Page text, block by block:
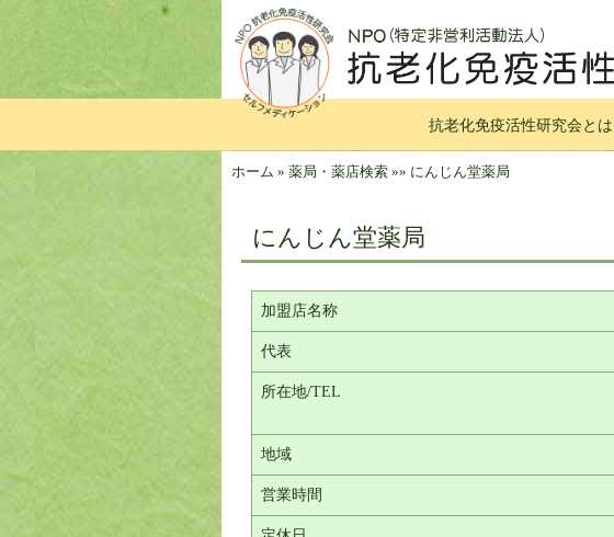
抗老化免疫活性研究会とは
ホーム » 薬局・薬店検索 »» にんじん堂薬局
にんじん堂薬局
加盟店名称
代表
所在地/TEL
地域
営業時間